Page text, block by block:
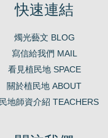
快速連結
燭光藝文 BLOG
寫信給我們 MAIL
看見植民地 SPACE
關於植民地 ABOUT
地師資介紹 TEACHERS